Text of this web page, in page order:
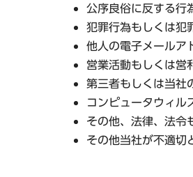
公序良俗に反する行
犯罪行為もしくは犯
他人の電子メールア
営業活動もしくは営
第三者もしくは当社
コンピュータウィル
その他、法律、法令
その他当社が不適切